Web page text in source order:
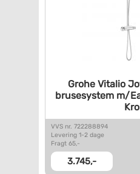
Grohe Vitalio
brusesystem m/
VVS nr. 722288894
Levering 1-2 dage
Fragt 65,-
3.745,-